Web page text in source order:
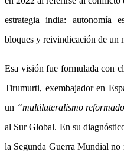
estrategia india: autonomía
bloques y reivindicación de un
Esa visión fue formulada con
Tirumurti, exembajador en
un “multilateralismo
al Sur Global. En su
la Segunda Guerra Mundial